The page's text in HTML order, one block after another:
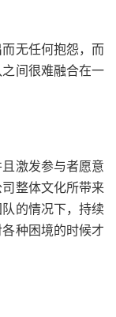
无任何抱怨，而
间很难融合在一
激发参与者愿意
整体文化所带来
的情况下，持续
种困境的时候才